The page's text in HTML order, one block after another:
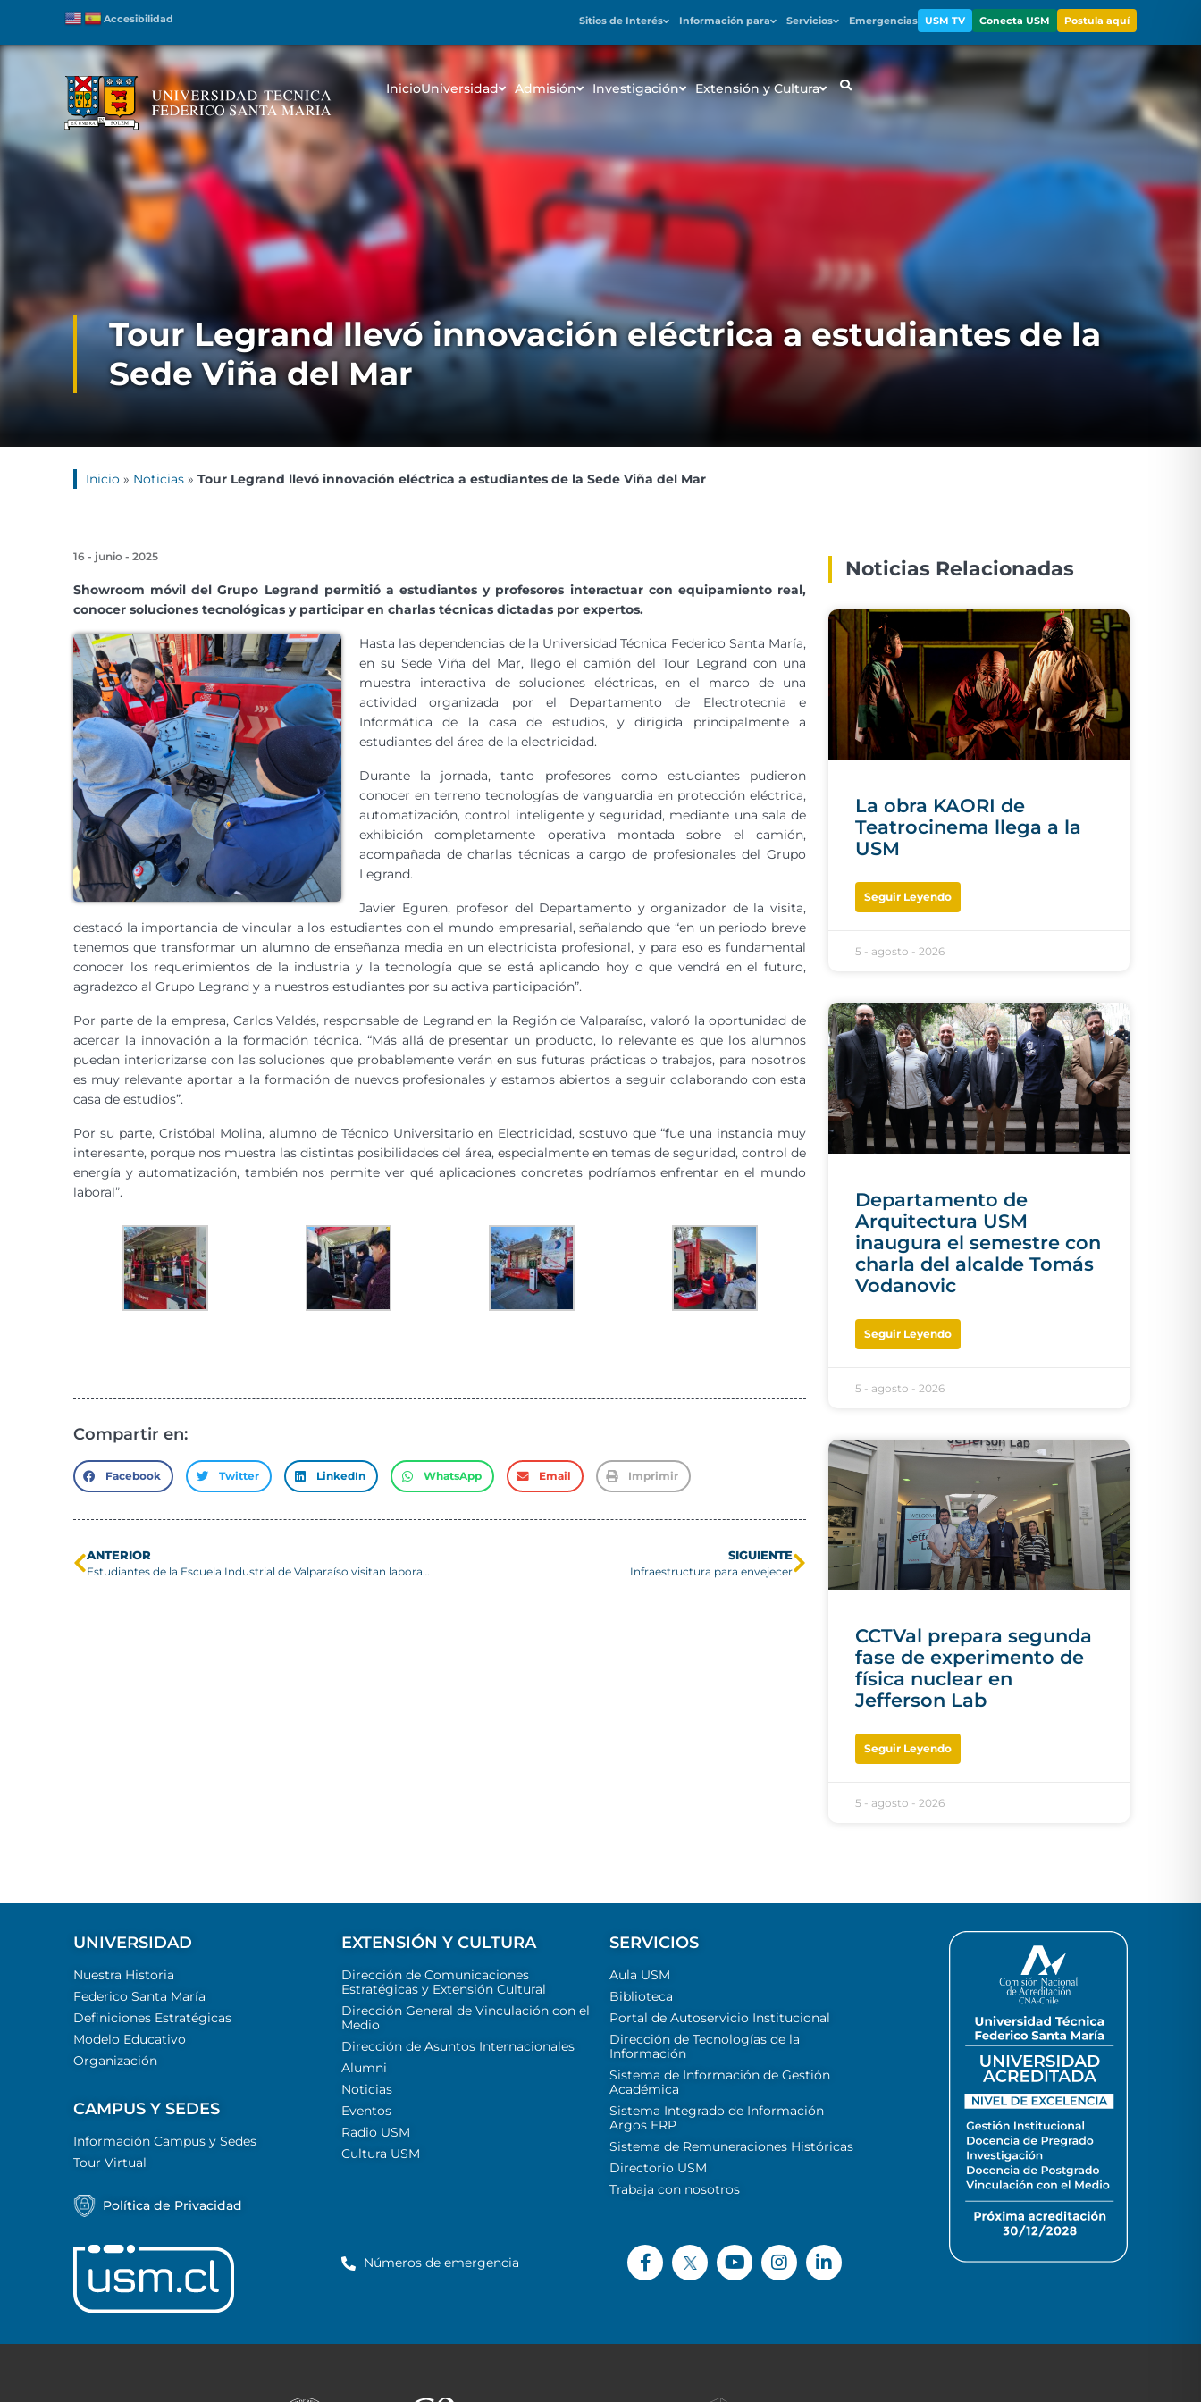
Accesibilidad Sitios de Interés Información para Servicios Emergencias USM TV Conecta USM Postula aquí
InicioUniversidad Admisión Investigación Extensión y Cultura
Tour Legrand llevó innovación eléctrica a estudiantes de la
Sede Viña del Mar
Inicio » Noticias » Tour Legrand llevó innovación eléctrica a estudiantes de la Sede Viña del Mar
16 - junio - 2025
Showroom móvil del Grupo Legrand permitió a estudiantes y profesores interactuar con equipamiento real,
conocer soluciones tecnológicas y participar en charlas técnicas dictadas por expertos.
Hasta las dependencias de la Universidad Técnica Federico Santa María,
en su Sede Viña del Mar, llego el camión del Tour Legrand con una
muestra interactiva de soluciones eléctricas, en el marco de una
actividad organizada por el Departamento de Electrotecnia e
Informática de la casa de estudios, y dirigida principalmente a
estudiantes del área de la electricidad.
Durante la jornada, tanto profesores como estudiantes pudieron
conocer en terreno tecnologías de vanguardia en protección eléctrica,
automatización, control inteligente y seguridad, mediante una sala de
exhibición completamente operativa montada sobre el camión,
acompañada de charlas técnicas a cargo de profesionales del Grupo
Legrand.
Javier Eguren, profesor del Departamento y organizador de la visita,
destacó la importancia de vincular a los estudiantes con el mundo empresarial, señalando que “en un periodo breve
tenemos que transformar un alumno de enseñanza media en un electricista profesional, y para eso es fundamental
conocer los requerimientos de la industria y la tecnología que se está aplicando hoy o que vendrá en el futuro,
agradezco al Grupo Legrand y a nuestros estudiantes por su activa participación”.
Por parte de la empresa, Carlos Valdés, responsable de Legrand en la Región de Valparaíso, valoró la oportunidad de
acercar la innovación a la formación técnica. “Más allá de presentar un producto, lo relevante es que los alumnos
puedan interiorizarse con las soluciones que probablemente verán en sus futuras prácticas o trabajos, para nosotros
es muy relevante aportar a la formación de nuevos profesionales y estamos abiertos a seguir colaborando con esta
casa de estudios”.
Por su parte, Cristóbal Molina, alumno de Técnico Universitario en Electricidad, sostuvo que “fue una instancia muy
interesante, porque nos muestra las distintas posibilidades del área, especialmente en temas de seguridad, control de
energía y automatización, también nos permite ver qué aplicaciones concretas podríamos enfrentar en el mundo
laboral”.
Compartir en:
Facebook Twitter LinkedIn WhatsApp Email Imprimir
ANTERIOR
Estudiantes de la Escuela Industrial de Valparaíso visitan laboratorios de la USM en Viña del Mar
SIGUIENTE
Infraestructura para envejecer
Noticias Relacionadas
La obra KAORI de
Teatrocinema llega a la
USM
Seguir Leyendo
5 - agosto - 2026
Departamento de
Arquitectura USM
inaugura el semestre con
charla del alcalde Tomás
Vodanovic
Seguir Leyendo
5 - agosto - 2026
CCTVal prepara segunda
fase de experimento de
física nuclear en
Jefferson Lab
Seguir Leyendo
5 - agosto - 2026
UNIVERSIDAD
Nuestra Historia
Federico Santa María
Definiciones Estratégicas
Modelo Educativo
Organización
CAMPUS Y SEDES
Información Campus y Sedes
Tour Virtual
Política de Privacidad
EXTENSIÓN Y CULTURA
Dirección de Comunicaciones
Estratégicas y Extensión Cultural
Dirección General de Vinculación con el
Medio
Dirección de Asuntos Internacionales
Alumni
Noticias
Eventos
Radio USM
Cultura USM
SERVICIOS
Aula USM
Biblioteca
Portal de Autoservicio Institucional
Dirección de Tecnologías de la
Información
Sistema de Información de Gestión
Académica
Sistema Integrado de Información
Argos ERP
Sistema de Remuneraciones Históricas
Directorio USM
Trabaja con nosotros
Números de emergencia